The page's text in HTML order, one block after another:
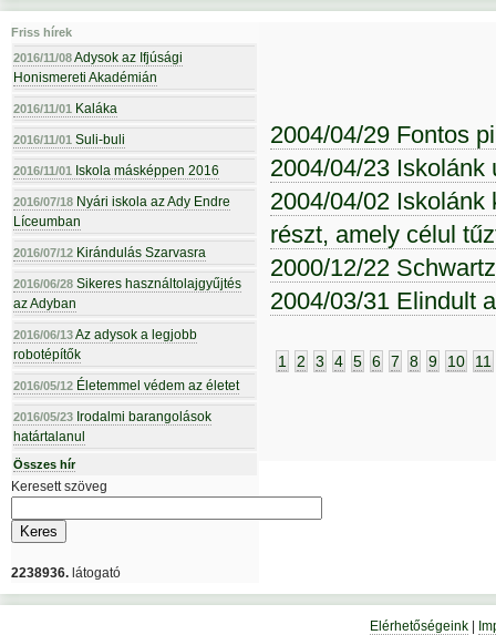
Friss hírek
2016/11/08Adysok az Ifjúsági
Honismereti Akadémián
2016/11/01 Kaláka
2016/11/01 Suli-buli
2016/11/01 Iskola másképpen 2016
2016/07/18 Nyári iskola az Ady Endre
Líceumban
2016/07/12 Kirándulás Szarvasra
2016/06/28 Sikeres használtolajgyűjtés
az Adyban
2016/06/13Az adysok a legjobb
robotépítők
2016/05/12 Életemmel védem az életet
2016/05/23 Irodalmi barangolások
határtalanul
Összes hír
Keresett szöveg
2238936. látogató
2004/04/29 Fontos
2004/04/23 Iskolánk
2004/04/02
részt, amely célul
2000/12/22
2004/03/31 Elindult
1 2 3 4 5 6 7 8 9 10 11
Elérhetőségeink|